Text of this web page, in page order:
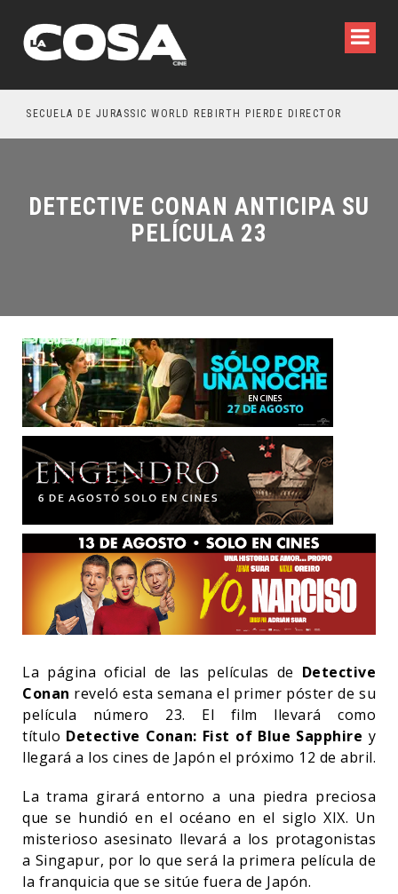
SECUELA DE JURASSIC WORLD REBIRTH PIERDE DIRECTOR
DETECTIVE CONAN ANTICIPA SU
PELÍCULA 23
La página oficial de las películas de Detective
Conan reveló esta semana el primer póster de su
película número 23. El film llevará como
título Detective Conan: Fist of Blue Sapphire y
llegará a los cines de Japón el próximo 12 de abril.
La trama girará entorno a una piedra preciosa
que se hundió en el océano en el siglo XIX. Un
misterioso asesinato llevará a los protagonistas
a Singapur, por lo que será la primera película de
la franquicia que se sitúe fuera de Japón.